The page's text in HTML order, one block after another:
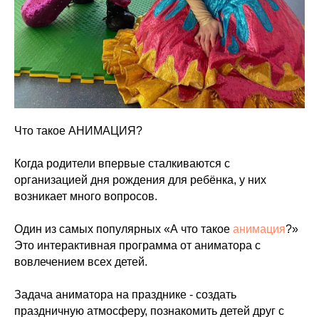
Что такое АНИМАЦИЯ?
Когда родители впервые сталкиваются с
организацией дня рождения для ребёнка, у них
возникает много вопросов.
Один из самых популярных «А что такое анимация?»
Это интерактивная программа от аниматора с
вовлечением всех детей.
Задача аниматора на празднике - создать
праздничную атмосферу, познакомить детей друг с